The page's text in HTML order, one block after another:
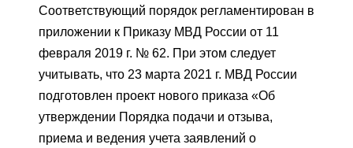
Соответствующий порядок регламентирован в
приложении к Приказу МВД России от 11
февраля 2019 г. № 62. При этом следует
учитывать, что 23 марта 2021 г. МВД России
подготовлен проект нового приказа «Об
утверждении Порядка подачи и отзыва,
приема и ведения учета заявлений о